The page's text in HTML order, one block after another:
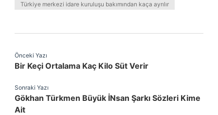
Türkiye merkezi idare kuruluşu bakımından kaça ayrılır
Önceki Yazı
Bir Keçi Ortalama Kaç Kilo Süt Verir
Sonraki Yazı
Gökhan Türkmen Büyük İNsan Şarkı Sözleri Kime
Ait